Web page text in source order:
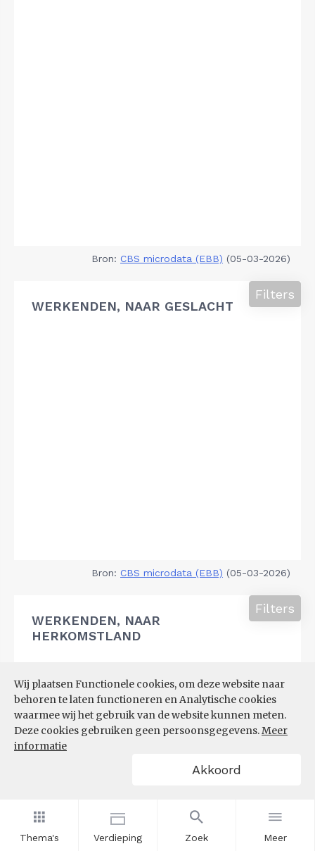
Thema's Verdieping Zoek Meer
Wij plaatsen Functionele cookies, om deze website naar
behoren te laten functioneren en Analytische cookies
waarmee wij het gebruik van de website kunnen meten.
Deze cookies gebruiken geen persoonsgegevens.Meer
informatie
Akkoord
Bron: CBS microdata (EBB) (05-03-2026)
WERKENDEN, NAAR GESLACHT
Filters
Bron: CBS microdata (EBB) (05-03-2026)
WERKENDEN, NAAR
HERKOMSTLAND
Filters